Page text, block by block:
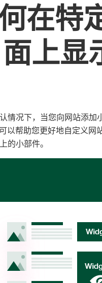
在特
面上显
情况下，当您向网站添加
以帮助您更好地自定义网
的小部件。